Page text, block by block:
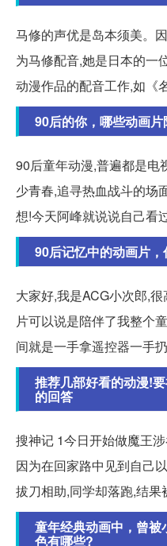
马修的声优是岛本须美。
为马修配音,她是日本的一
动漫作品的配音工作,如《
90后的你，哪些动画
90后童年动漫,普遍都是电
少青春,追寻热血战斗的场
想!今天阿峰就说说自己看
90后记忆中的动画片
大家好,我是ACG小次郎,
片可以说是陪伴了我整个
间就是一手拿遥控器一手
推荐几部好看的动漫!
的回答
搜神记 1今日开始做魔王
因为在回家路中见到自己
拔刀相助,同学却落跑,结果
童年经典动画中，曾被
色有哪些?